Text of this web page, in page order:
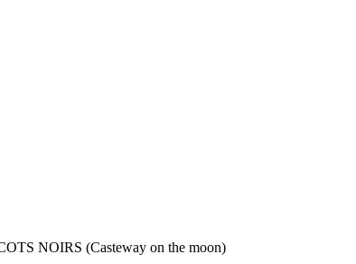
NOIRS (Casteway on the moon)